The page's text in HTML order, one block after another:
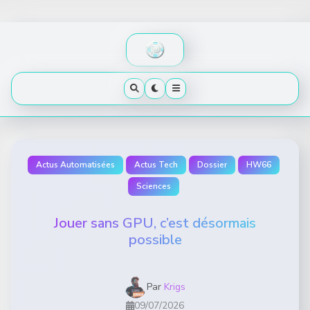
Actus Automatisées Actus Tech Dossier
HW66
Sciences
Jouer sans GPU, c’est désormais
possible
Par Krigs
09/07/2026